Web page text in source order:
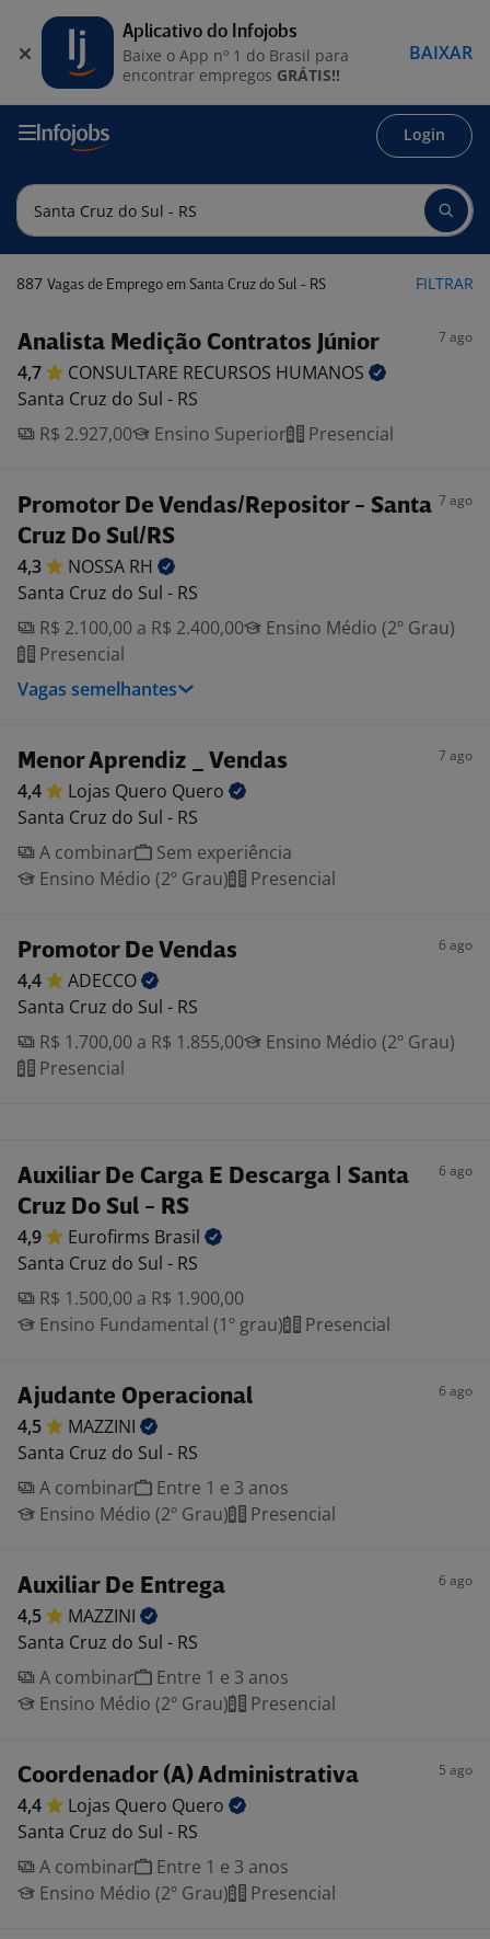
Login
887 Vagas de Emprego em Santa Cruz do Sul - RS FILTRAR
Analista Medição Contratos Júnior 7 ago
4,7 CONSULTARE RECURSOS HUMANOS
Santa Cruz do Sul - RS
R$ 2.927,00
Ensino Superior Presencial
Promotor De Vendas/Repositor - Santa
Cruz Do Sul/RS
7 ago
4,3 NOSSA RH
Santa Cruz do Sul - RS
R$ 2.100,00 a R$ 2.400,00
Ensino Médio (2º Grau)
Presencial
Vagas semelhantes
Menor Aprendiz _ Vendas 7 ago
4,4 Lojas Quero Quero
Santa Cruz do Sul - RS
A combinar
Sem experiência
Ensino Médio (2º Grau)
Presencial
Promotor De Vendas 6 ago
4,4
ADECCO
Santa Cruz do Sul - RS
R$ 1.700,00 a R$ 1.855,00
Ensino Médio (2º Grau)
Presencial
Auxiliar De Carga E Descarga | Santa
Cruz Do Sul - RS
6 ago
4,9 Eurofirms Brasil
Santa Cruz do Sul - RS
R$ 1.500,00 a R$ 1.900,00
Ensino Fundamental (1º grau)
Presencial
Ajudante Operacional 6 ago
4,5
MAZZINI
Santa Cruz do Sul - RS
A combinar
Entre 1 e 3 anos
Ensino Médio (2º Grau)
Presencial
Auxiliar De Entrega 6 ago
4,5
MAZZINI
Santa Cruz do Sul - RS
A combinar
Entre 1 e 3 anos
Ensino Médio (2º Grau)
Presencial
Coordenador (A) Administrativa 5 ago
4,4 Lojas Quero Quero
Santa Cruz do Sul - RS
A combinar
Entre 1 e 3 anos
Ensino Médio (2º Grau)
Presencial
Aplicativo do Infojobs
Baixe o App nº 1 do Brasil para
encontrar empregos GRÁTIS!!
BAIXAR